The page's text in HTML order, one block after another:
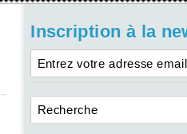
Inscription à la